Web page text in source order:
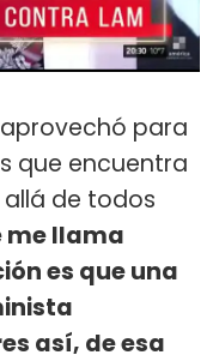
para
que encuentra
allá de todos
me llama
es que una
así, de esa